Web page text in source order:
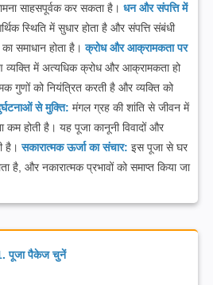
साहसपूर्वक कर सकता है। धन और संपत्ति में
स्थिति में सुधार होता है और संपत्ति संबंधी
समाधान होता है। क्रोध और आक्रामकता पर
व्यक्ति में अत्यधिक क्रोध और आक्रामकता हो
गुणों को नियंत्रित करती है और व्यक्ति को
से मुक्ति: मंगल ग्रह की शांति से जीवन में
कम होती है। यह पूजा कानूनी विवादों और
है। सकारात्मक ऊर्जा का संचार: इस पूजा से घर
है, और नकारात्मक प्रभावों को समाप्त किया जा
पूजा पैकेज चुनें